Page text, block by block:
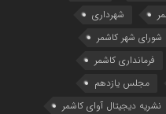
شهرداری
شورای شهر کاشمر
فرمانداری کاشمر
مجلس یازدهم
نشریه دیجیتال آوای کاشمر